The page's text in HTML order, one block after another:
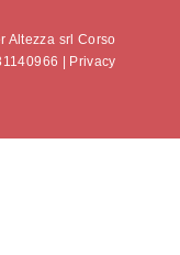
Altezza srl Corso
| Privacy